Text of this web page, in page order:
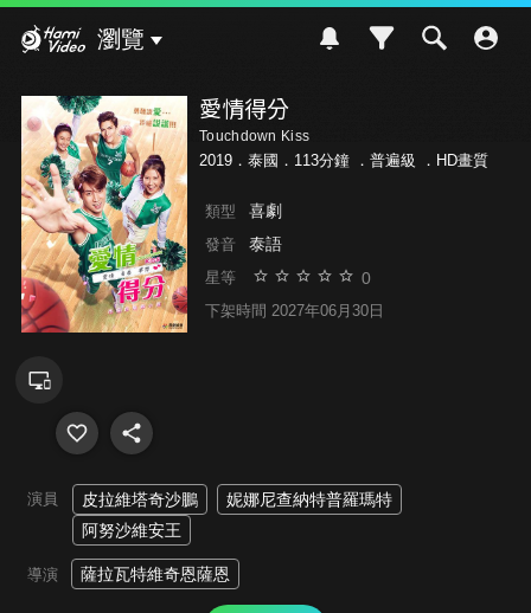
瀏覽
愛情得分
Touchdown Kiss
2019．泰國．113分鐘 ． 普遍級 ．HD畫質
類型 喜劇
發音 泰語
星等 0
下架時間 2027年06月30日
演員 皮拉維塔奇沙鵬
妮娜尼查納特普羅瑪特
阿努沙維安王
導演 薩拉瓦特維奇恩薩恩